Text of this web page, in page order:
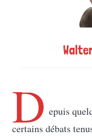
D epuis
certains débats